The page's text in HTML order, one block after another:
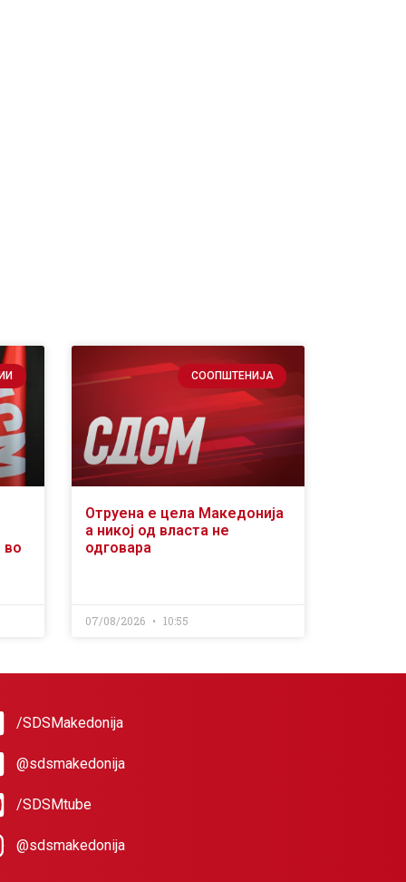
во
СООПШТЕНИЈА
Отруена е цела Македонија
а никој од власта не
одговара
07/08/2026 10:55
/SDSMakedonija
@sdsmakedonija
/SDSMtube
@sdsmakedonija